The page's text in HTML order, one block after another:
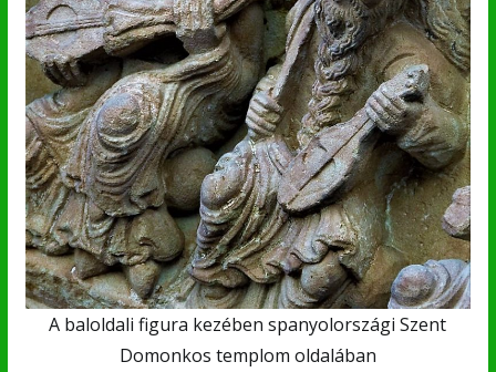
A baloldali figura kezében spanyolországi Szent
Domonkos templom oldalában